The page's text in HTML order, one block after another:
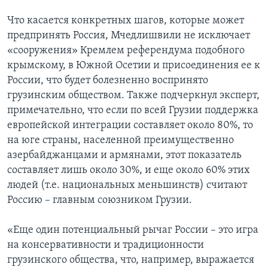
Что касается конкретных шагов, которые может
предпринять Россия, Мчедлишвили не исключает
«сооружения» Кремлем референдума подобного
крымскому, в Южной Осетии и присоединения ее к
России, что будет болезненно воспринято
грузинским обществом. Также подчеркнул эксперт,
примечательно, что если по всей Грузии поддержка
европейской интеграции составляет около 80%, то
на юге страны, населенной преимущественно
азербайджанцами и армянами, этот показатель
составляет лишь около 30%, и еще около 60% этих
людей (т.е. национальных меньшинств) считают
Россию – главным союзником Грузии.
«Еще один потенциальный рычаг России – это игра
на консервативности и традиционности
грузинского общества, что, например, выражается